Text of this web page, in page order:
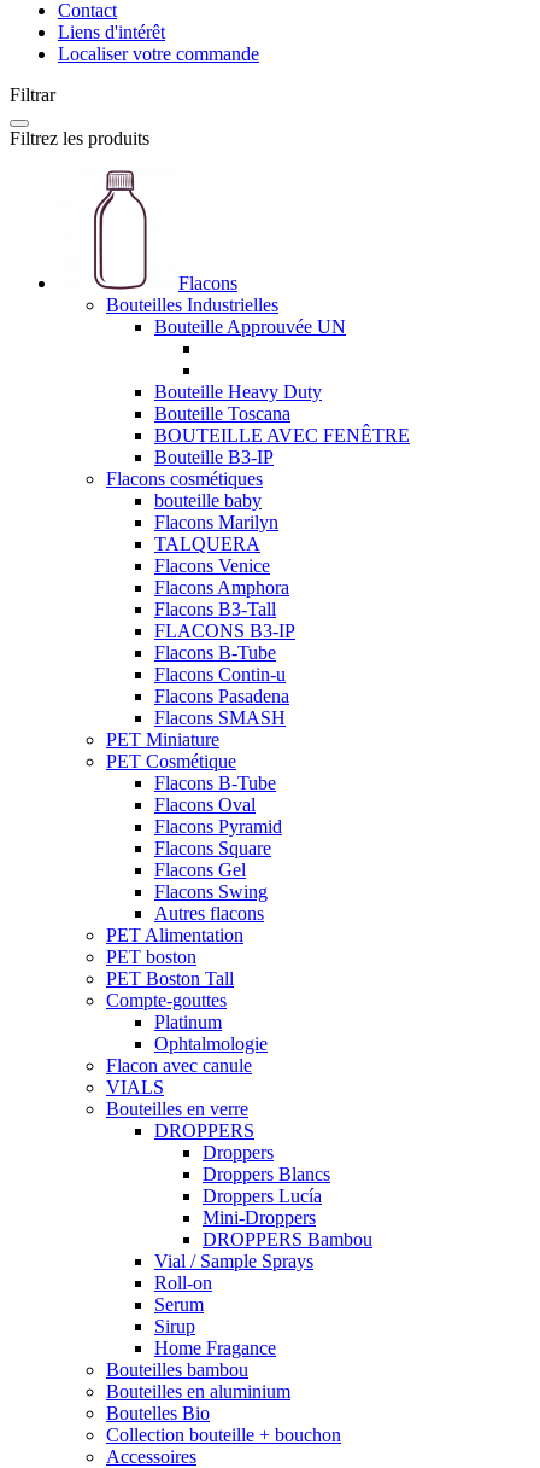
Contact
Liens d'intérêt
Localiser votre commande
Filtrar
Filtrez les produits
Flacons
Bouteilles Industrielles
Bouteille Approuvée UN
Bouteille Heavy Duty
Bouteille Toscana
BOUTEILLE AVEC FENÊTRE
Bouteille B3-IP
Flacons cosmétiques
bouteille baby
Flacons Marilyn
TALQUERA
Flacons Venice
Flacons Amphora
Flacons B3-Tall
FLACONS B3-IP
Flacons B-Tube
Flacons Contin-u
Flacons Pasadena
Flacons SMASH
PET Miniature
PET Cosmétique
Flacons B-Tube
Flacons Oval
Flacons Pyramid
Flacons Square
Flacons Gel
Flacons Swing
Autres flacons
PET Alimentation
PET boston
PET Boston Tall
Compte-gouttes
Platinum
Ophtalmologie
Flacon avec canule
VIALS
Bouteilles en verre
DROPPERS
Droppers
Droppers Blancs
Droppers Lucía
Mini-Droppers
DROPPERS Bambou
Vial / Sample Sprays
Roll-on
Serum
Sirup
Home Fragance
Bouteilles bambou
Bouteilles en aluminium
Boutelles Bio
Collection bouteille + bouchon
Accessoires